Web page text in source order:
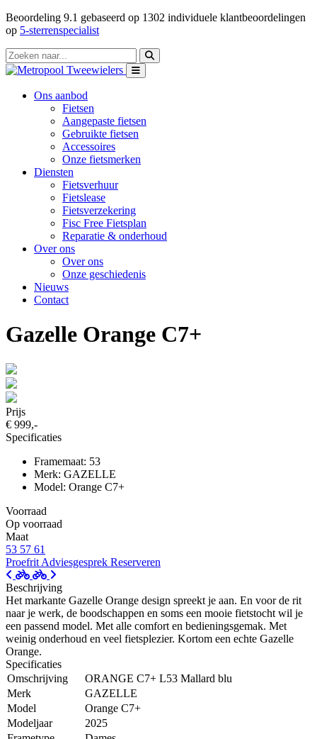
Beoordeling 9.1 gebaseerd op 1302 individuele klantbeoordelingen
op 5-sterrenspecialist
Ons aanbod
Fietsen
Aangepaste fietsen
Gebruikte fietsen
Accessoires
Onze fietsmerken
Diensten
Fietsverhuur
Fietslease
Fietsverzekering
Fisc Free Fietsplan
Reparatie & onderhoud
Over ons
Over ons
Onze geschiedenis
Nieuws
Contact
Gazelle Orange C7+
Prijs
€ 999,-
Specificaties
Framemaat: 53
Merk: GAZELLE
Model: Orange C7+
Voorraad
Op voorraad
Maat
53 57 61
Proefrit Adviesgesprek Reserveren
Beschrijving
Het markante Gazelle Orange design spreekt je aan. En voor de rit
naar je werk, de boodschappen en soms een mooie fietstocht wil je
een passend model. Met alle comfort en bedieningsgemak. Met
weinig onderhoud en veel fietsplezier. Kortom een echte Gazelle
Orange.
Specificaties
Omschrijving
ORANGE C7+ L53 Mallard blu
Merk
GAZELLE
Model
Orange C7+
Modeljaar
2025